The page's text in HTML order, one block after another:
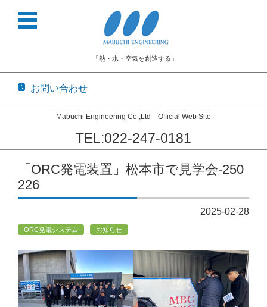
「熱・水・空気を創造する」
お問い合わせ
Mabuchi Engineering Co.,Ltd Official Web Site
TEL:022-247-0181
コンテンツに移動
「ORC発電装置」松本市で見学会-250
226
2025-02-28
ORC発電システム お知らせ